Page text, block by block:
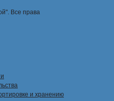
Все права
и хранению